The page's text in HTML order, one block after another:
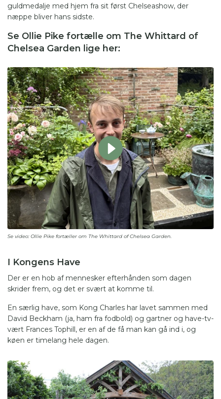
guldmedalje med hjem fra sit først Chelseashow, der
næppe bliver hans sidste.
Se Ollie Pike fortælle om The Whittard of
Chelsea Garden lige her:
Se video: Ollie Pike fortæller om The Whittard of Chelsea Garden.
I Kongens Have
Der er en hob af mennesker efterhånden som dagen
skrider frem, og det er svært at komme til.
En særlig have, som Kong Charles har lavet sammen med
David Beckham (ja, ham fra fodbold) og gartner og have-tv-
vært Frances Tophill, er en af de få man kan gå ind i, og
køen er timelang hele dagen.